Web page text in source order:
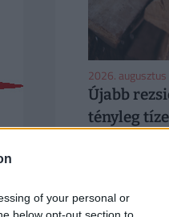
of your personal or
below opt-out section to
12
2026. augusztus
Újabb
tényleg
háztulaj,
50 forintos